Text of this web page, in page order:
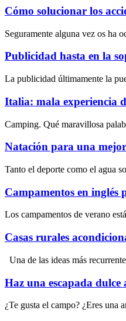
Cómo solucionar los
Seguramente alguna vez os ha
Publicidad hasta en la
La publicidad últimamente la
Italia: mala experiencia
Camping. Qué maravillosa
Natación para una
Tanto el deporte como el agua
Campamentos en inglés
Los campamentos de verano
Casas rurales
Una de las ideas más
Haz una escapada dulce
¿Te gusta el campo? ¿Eres una